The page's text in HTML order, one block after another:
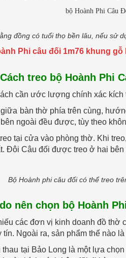
đồng có tuổi thọ bền lâu, nếu sử
Phi câu đối 1m76 khung
Cách treo bộ Hoành Phi
cần ước lượng chính xác
bàn thờ phía trên cùng,
ngoài đều được, tùy theo
tại cửa vào phòng thờ. Khi
Đôi Câu đối được treo ở hai
Bộ Hoành phi câu đối có thể treo
nên chọn bộ Hoành
các đơn vị kinh doanh đồ
Ngoài ra, sản phẩm thế nào
tại Bảo Long là một lựa